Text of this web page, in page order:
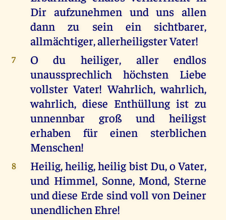
Dir aufzunehmen und uns allen
dann zu sein ein sichtbarer,
allmächtiger, allerheiligster Vater!
7
O du heiliger, aller endlos
unaussprechlich höchsten Liebe
vollster Vater! Wahrlich, wahrlich,
wahrlich, diese Enthüllung ist zu
unnennbar groß und heiligst
erhaben für einen sterblichen
Menschen!
8
Heilig, heilig, heilig bist Du, o Vater,
und Himmel, Sonne, Mond, Sterne
und diese Erde sind voll von Deiner
unendlichen Ehre!